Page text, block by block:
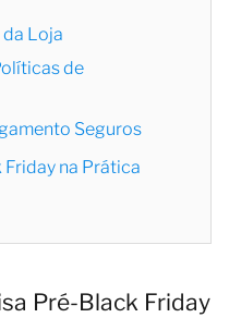
Loja
de
Seguros
Friday na Prática
Pré-Black Friday